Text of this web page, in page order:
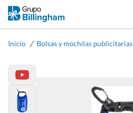
Inicio / Bolsas y mochilas publicitarias